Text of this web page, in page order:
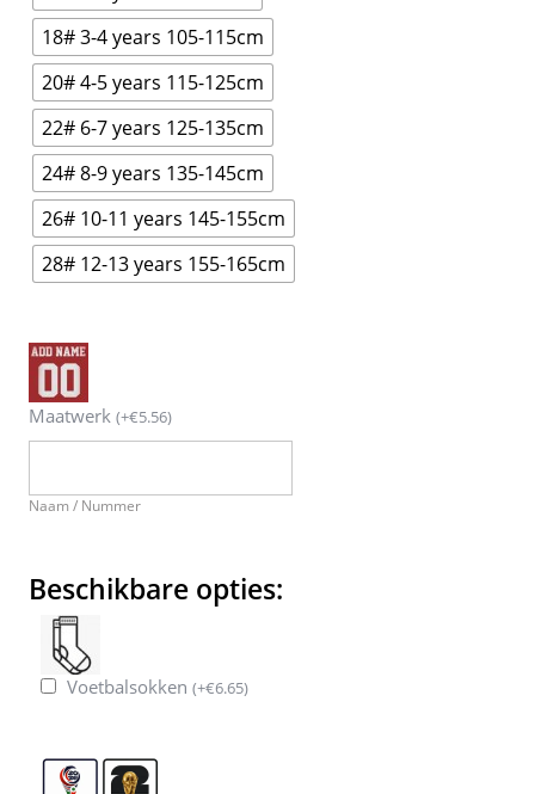
18# 3-4 years 105-115cm
20# 4-5 years 115-125cm
22# 6-7 years 125-135cm
24# 8-9 years 135-145cm
26# 10-11 years 145-155cm
28# 12-13 years 155-165cm
Maatwerk (+€5.56)
Naam / Nummer
Beschikbare opties:
Voetbalsokken (+€6.65)